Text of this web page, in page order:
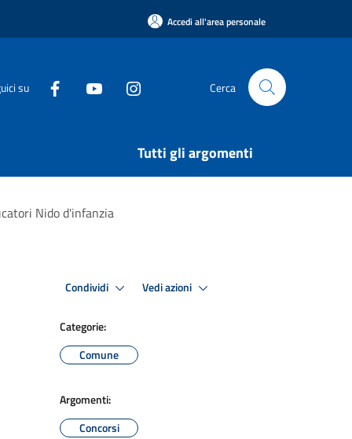
Accedi all'area personale
su Cerca
Tutti gli argomenti
Nido d'infanzia
Condividi Vedi azioni
Categorie:
Comune
Argomenti:
Concorsi